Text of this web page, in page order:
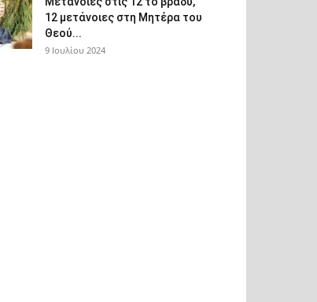
12 μετάνοιες στη Μητέρα του
Θεού...
9 Ιουλίου 2024